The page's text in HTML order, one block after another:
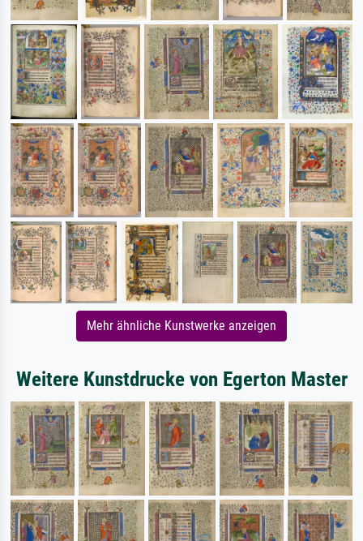
Mehr ähnliche Kunstwerke anzeigen
Weitere Kunstdrucke von Egerton Master